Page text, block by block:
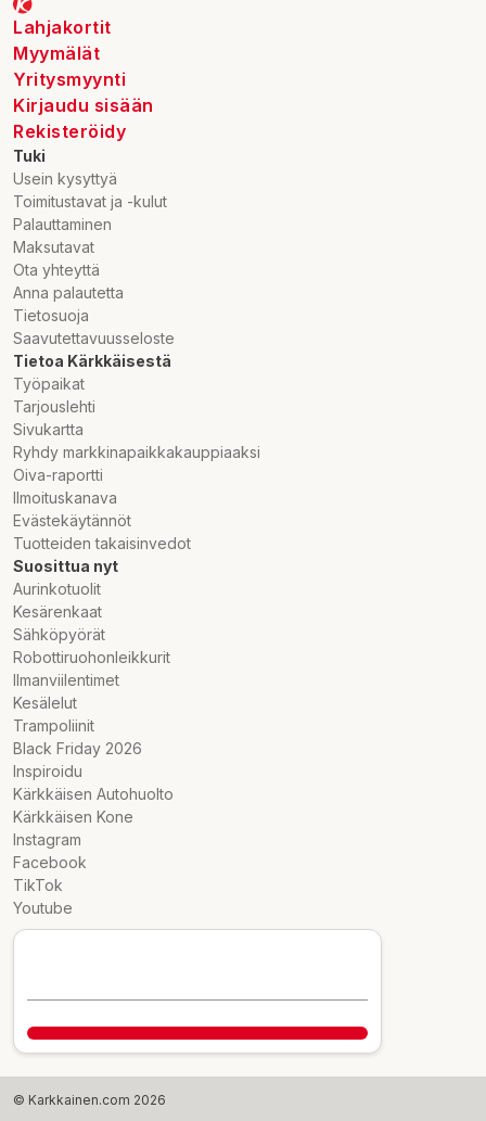
Lahjakortit
Myymälät
Yritysmyynti
Kirjaudu sisään
Rekisteröidy
Tuki
Usein kysyttyä
Toimitustavat ja -kulut
Palauttaminen
Maksutavat
Ota yhteyttä
Anna palautetta
Tietosuoja
Saavutettavuusseloste
Tietoa Kärkkäisestä
Työpaikat
Tarjouslehti
Sivukartta
Ryhdy markkinapaikkakauppiaaksi
Oiva-raportti
Ilmoituskanava
Evästekäytännöt
Tuotteiden takaisinvedot
Suosittua nyt
Aurinkotuolit
Kesärenkaat
Sähköpyörät
Robottiruohonleikkurit
Ilmanviilentimet
Kesälelut
Trampoliinit
Black Friday 2026
Inspiroidu
Kärkkäisen Autohuolto
Kärkkäisen Kone
Instagram
Facebook
TikTok
Youtube
© Karkkainen.com 2026